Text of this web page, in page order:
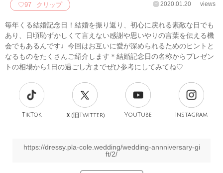
♡97 クリップ 2020.01.20 views
毎年くる結婚記念日！結婚を振り返り、初心に戻れる素敵な日でも
あり、日頃恥ずかしくて言えない感謝や思いやりの言葉を伝える機
会でもあるんです♩今回はお互いに愛が深められるためのヒントと
なるものをたくさんご紹介します＊結婚記念日の名称からプレゼン
トの相場から1日の過ごし方までぜひ参考にしてみてね♡
TikTok Ｘ(旧Twitter) YouTube Instagram
https://dressy.pla-cole.wedding/wedding-annniversary-gi
ft/2/